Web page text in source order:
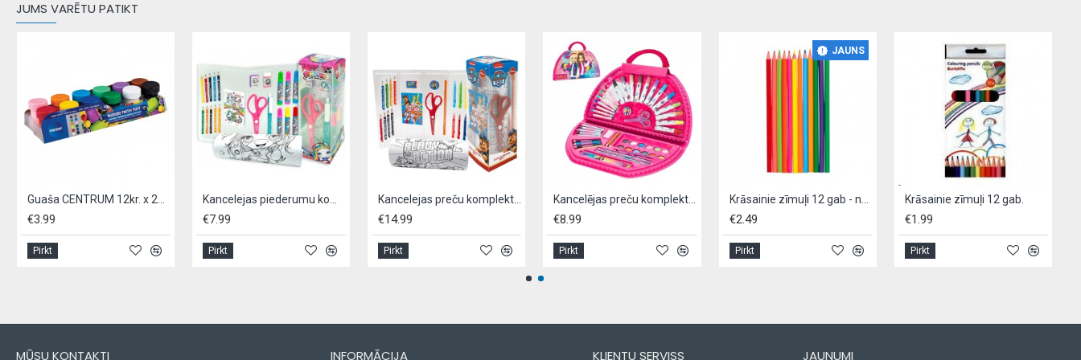
JUMS VARĒTU PATIKT
Guaša CENTRUM 12kr. x 20ml
€3.99
Pirkt
Kancelejas piederumu komplekts POOPSIE 26 gab
€7.99
Pirkt
Kancelejas preču komplekts PAW PATROW
€14.99
Pirkt
Kancelējas preču komplekts, BESTIES,- 51gab
€8.99
Pirkt
JAUNS
Krāsainie zīmuļi 12 gab - neon
€2.49
Pirkt
Krāsainie zīmuļi 12 gab.
€1.99
Pirkt
MŪSU KONTAKTI INFORMĀCIJA KLIENTU SERVISS JAUNUMI